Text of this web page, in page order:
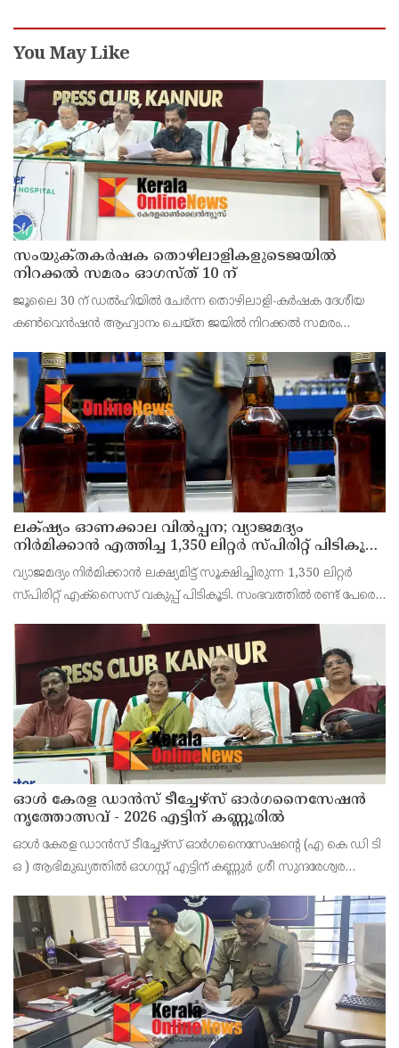
You May Like
സംയുക്‌തകർഷക തൊഴിലാളികളുടെജയിൽ
നിറക്കൽ സമരം ഓഗസ്ത് 10 ന്
ജൂലൈ 30 ന് ഡൽഹിയിൽ ചേർന്ന തൊഴിലാളി-കർഷക ദേശീയ
കൺവെൻഷൻ ആഹ്വാനം ചെയ്ത ജയിൽ നിറക്കൽ സമരം
തൊഴിലാളി സംഘടനകളുടെ സംയുക്ത ജില്ലാ സമിതി
തീരുമാനിച്ചു.ഇതിന്റെ ഭാഗമായ
ലക്‌ഷ്യം ഓണക്കാല വിൽപ്പന; വ്യാജമദ്യം
നിർമിക്കാൻ എത്തിച്ച 1,350 ലിറ്റർ സ്പിരിറ്റ് പിടികൂടി;
രണ്ട് പേർ അറസ്റ്റിൽ
വ്യാജമദ്യം നിർമിക്കാൻ ലക്ഷ്യമിട്ട് സൂക്ഷിച്ചിരുന്ന 1,350 ലിറ്റർ
സ്പിരിറ്റ് എക്സൈസ് വകുപ്പ് പിടികൂടി. സംഭവത്തിൽ രണ്ട് പേരെ
കോട്ടക്കുളങ്ങരയിലെ ഹോളോബ്രിക
ഓൾ കേരള ഡാൻസ് ടീച്ചേഴ്സ് ഓർഗനൈസേഷൻ
നൃത്തോത്സവ് - 2026 എട്ടിന് കണ്ണൂരിൽ
ഓൾ കേരള ഡാൻസ് ടീച്ചേഴ്സ് ഓർഗനൈസേഷൻ്റെ (എ കെ ഡി ടി
ഒ ) ആഭിമുഖ്യത്തിൽ ഓഗസ്റ്റ് എട്ടിന് കണ്ണുർ ശ്രീ സുന്ദരേശ്വര
സംഘാടകർ കണ്ണൂർ പ്രസ് ക്ളബ്ബിൽ വാർത്താ സമ